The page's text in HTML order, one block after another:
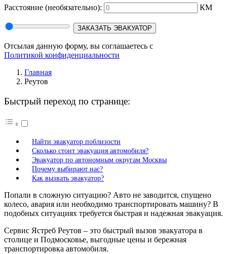
Расстояние (необязательно): КМ
ЗАКАЗАТЬ ЭВАКУАТОР
Отсылая данную форму, вы соглашаетесь с
Политикой конфиденциальности
Главная
Реутов
Быстрый переход по странице:
Найти эвакуатор поблизости
Сколько стоит эвакуация автомобиля?
Эвакуатор по автономным округам Москвы
Почему выбирают нас?
Как вызвать эвакуатор?
Попали в сложную ситуацию? Авто не заводится, спущено
колесо, авария или необходимо транспортировать машину? В
подобных ситуациях требуется быстрая и надежная эвакуация.
Сервис Ястреб Реутов – это быстрый вызов эвакуатора в
столице и Подмосковье, выгодные цены и бережная
транспортировка автомобиля.